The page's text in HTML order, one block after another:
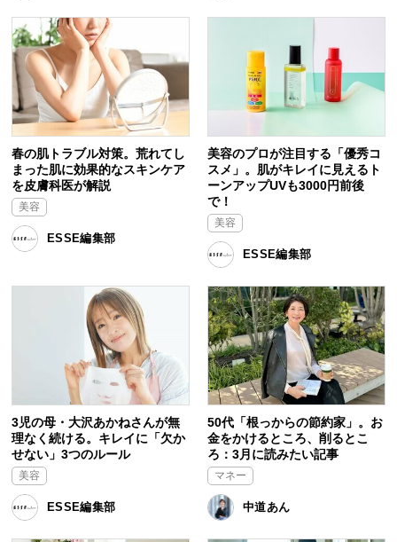
春の肌トラブル対策。荒れてし
まった肌に効果的なスキンケア
を皮膚科医が解説
美容
ESSE編集部
美容のプロが注目する「優秀コ
スメ」。肌がキレイに見えるト
ーンアップUVも3000円前後
で！
美容
ESSE編集部
3児の母・大沢あかねさんが無
理なく続ける。キレイに「欠か
せない」3つのルール
美容
ESSE編集部
50代「根っからの節約家」。お
金をかけるところ、削るとこ
ろ：3月に読みたい記事
マネー
中道あん